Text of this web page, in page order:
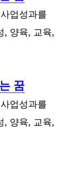
업성과를
, 양육, 교육,
꿈
업성과를
, 양육, 교육,